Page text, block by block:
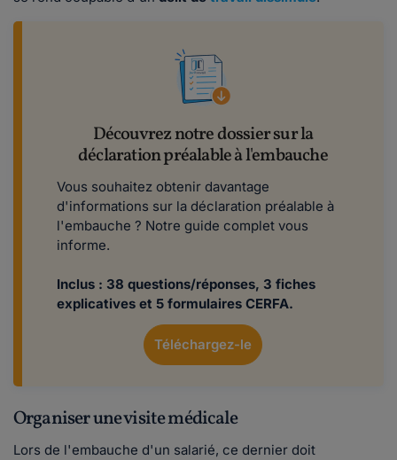
Découvrez notre dossier sur la
déclaration préalable à l'embauche
Vous souhaitez obtenir davantage
d'informations sur la déclaration préalable à
l'embauche ? Notre guide complet vous
informe.
Inclus : 38 questions/réponses, 3 fiches
explicatives et 5 formulaires CERFA.
Téléchargez-le
Organiser une visite médicale
Lors de l'embauche d'un salarié, ce dernier doit